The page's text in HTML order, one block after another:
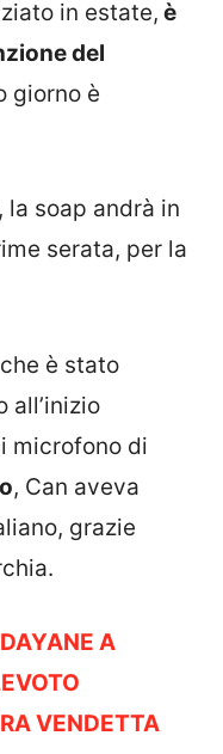
in estate, è
del
giorno è
soap andrà in
serata, per la
è stato
all’inizio
microfono di
, Can aveva
grazie
A
VENDETTA